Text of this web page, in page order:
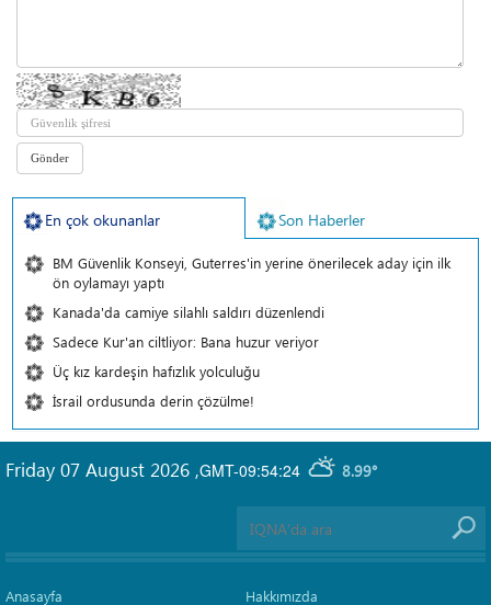
En çok okunanlar Son Haberler
BM Güvenlik Konseyi, Guterres'in yerine önerilecek aday için ilk
ön oylamayı yaptı
Kanada'da camiye silahlı saldırı düzenlendi
Sadece Kur'an ciltliyor: Bana huzur veriyor
Üç kız kardeşin hafızlık yolculuğu
İsrail ordusunda derin çözülme!
GMT-09:54:24 8.99°
Friday 07 August 2026 ,
Anasayfa
Hakkımızda